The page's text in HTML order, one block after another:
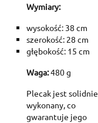
Wymiary:
wysokość: 38 cm
szerokość: 28 cm
głębokość: 15 cm
Waga:480 g
Plecak jest solidnie
wykonany, co
gwarantuje jego